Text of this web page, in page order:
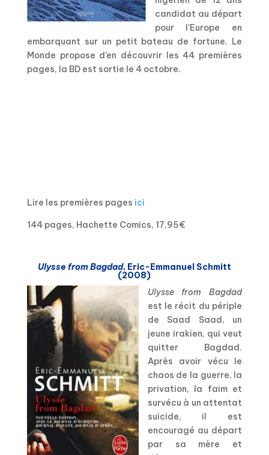
candidat au départ
pour l’Europe en
embarquant sur un petit bateau de fortune. Le
Monde propose d’en découvrir les 44 premières
pages, la BD est sortie le 4 octobre.
Lire les premières pages ici
144 pages, Hachette Comics, 17,95€
Ulysse from Bagdad, Eric-Emmanuel Schmitt
(2008)
Ulysse from Bagdad
est le récit du périple
de Saad Saad, un
jeune irakien, qui veut
quitter Bagdad.
Après avoir vécu le
chaos de la guerre, la
privation, la faim et
survécu à un attentat
suicide, il est
encouragé au départ
par sa mère et